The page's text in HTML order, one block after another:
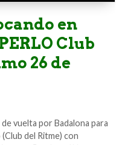
en
Club
26 de
vuelta por Badalona para
del Ritme) con